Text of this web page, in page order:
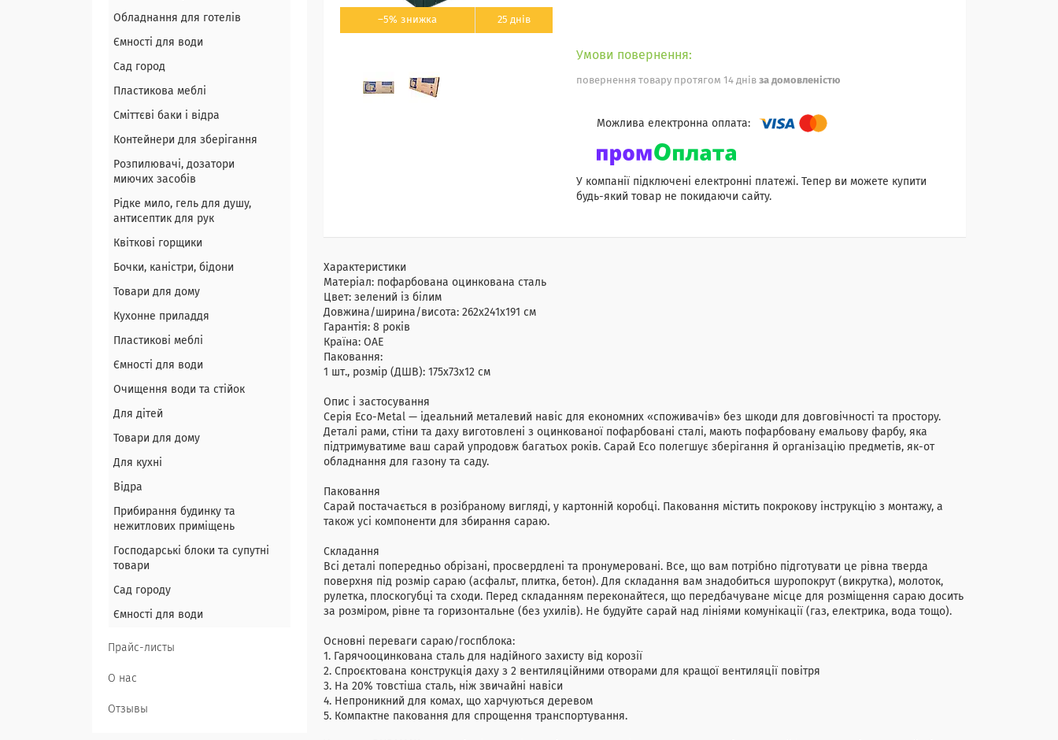
–5% 25 днів
повернення товару протягом 14 днів за домовленістю
У компанії підключені електронні платежі. Тепер ви можете купити
будь-який товар не покидаючи сайту.
Характеристики
Матеріал: пофарбована оцинкована сталь
Цвет: зелений із білим
Довжина/ширина/висота: 262x241x191 см
Гарантія: 8 років
Країна: ОАЕ
Паковання:
1 шт., розмір (ДШВ): 175x73x12 см
Опис і застосування
Серія Eco-Metal — ідеальний металевий навіс для економних «споживачів» без шкоди для довговічності та простору.
Деталі рами, стіни та даху виготовлені з оцинкованої пофарбовані сталі, мають пофарбовану емальову фарбу, яка
підтримуватиме ваш сарай упродовж багатьох років. Сарай Eco полегшує зберігання й організацію предметів, як-от
обладнання для газону та саду.
Паковання
Сарай постачається в розібраному вигляді, у картонній коробці. Паковання містить покрокову інструкцію з монтажу, а
також усі компоненти для збирання сараю.
Складання
Всі деталі попередньо обрізані, просвердлені та пронумеровані. Все, що вам потрібно підготувати це рівна тверда
поверхня під розмір сараю (асфальт, плитка, бетон). Для складання вам знадобиться шуропокрут (викрутка), молоток,
рулетка, плоскогубці та сходи. Перед складанням переконайтеся, що передбачуване місце для розміщення сараю досить
за розміром, рівне та горизонтальне (без ухилів). Не будуйте сарай над лініями комунікації (газ, електрика, вода тощо).
Основні переваги сараю/госпблока:
1. Гарячооцинкована сталь для надійного захисту від корозії
2. Спроєктована конструкція даху з 2 вентиляційними отворами для кращої вентиляції повітря
3. На 20% товстіша сталь, ніж звичайні навіси
4. Непроникний для комах, що харчуються деревом
5. Компактне паковання для спрощення транспортування.
Обладнання для готелів
Ємності для води
Сад город
Пластикова меблі
Сміттєві баки і відра
Контейнери для зберігання
Розпилювачі, дозатори
миючих засобів
Рідке мило, гель для душу,
антисептик для рук
Квіткові горщики
Бочки, каністри, бідони
Товари для дому
Кухонне приладдя
Пластикові меблі
Ємності для води
Очищення води та стійок
Для дітей
Товари для дому
Для кухні
Відра
Прибирання будинку та
нежитлових приміщень
Господарські блоки та супутні
товари
Сад городу
Ємності для води
Прайс-листы
О нас
Отзывы